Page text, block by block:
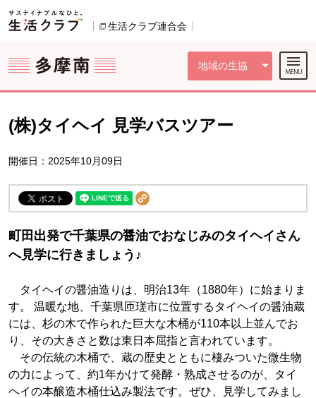
ページの先頭です。
生活クラブ連合会
地域の生協
ここからサイト内共通メニューです。
サイト内共通メニューをスキップする
サイト内共通メニューここまで。
(株)タイヘイ 見学バスツアー
開催日：2025年10月09日
町田出発で千葉県の醤油でおなじみのタイヘイさん
へ見学に行きましょう♪
タイヘイの醤油造りは、明治13年（1880年）に始まりま
す。 温暖な地、千葉県匝瑳市に位置するタイヘイの醤油蔵
には、杉の木で作られた巨大な木桶が110本以上並んでお
り、その大きさと数は東日本屈指と言われています。
その伝統の木桶で、蔵の歴史とともに棲みついた微生物
の力によって、約1年かけて発酵・熟成させるのが、タイ
ヘイの本醸造木桶仕込み製法です。ぜひ、見学してみまし